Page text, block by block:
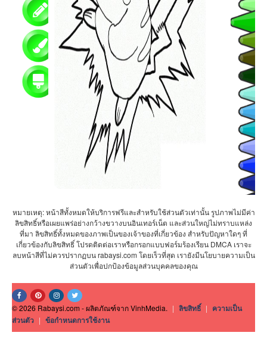
หมายเหตุ: หน้าสีทั้งหมดให้บริการฟรีและสำหรับใช้ส่วนตัวเท่านั้น รูปภาพไม่มีค่า
ลิขสิทธิ์หรือเผยแพร่อย่างกว้างขวางบนอินเทอร์เน็ต และส่วนใหญ่ไม่ทราบแหล่ง
ที่มา ลิขสิทธิ์ทั้งหมดของภาพเป็นของเจ้าของที่เกี่ยวข้อง สำหรับปัญหาใดๆ ที่
เกี่ยวข้องกับลิขสิทธิ์ โปรดติดต่อเราหรือกรอกแบบฟอร์มร้องเรียน DMCA เราจะ
ลบหน้าสีที่ไม่ควรปรากฏบน rabaysi.com โดยเร็วที่สุด เรายังมีนโยบายความเป็น
ส่วนตัวเพื่อปกป้องข้อมูลส่วนบุคคลของคุณ
© 2026 Rabaysi.com - ผลิตภัณฑ์จาก VinhMedia. | ลิขสิทธิ์ | ความเป็น
ส่วนตัว | ข้อกำหนดการใช้งาน